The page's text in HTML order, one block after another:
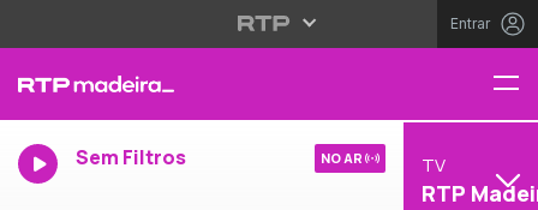
Entrar
Sem Filtros NO AR TV
RTP